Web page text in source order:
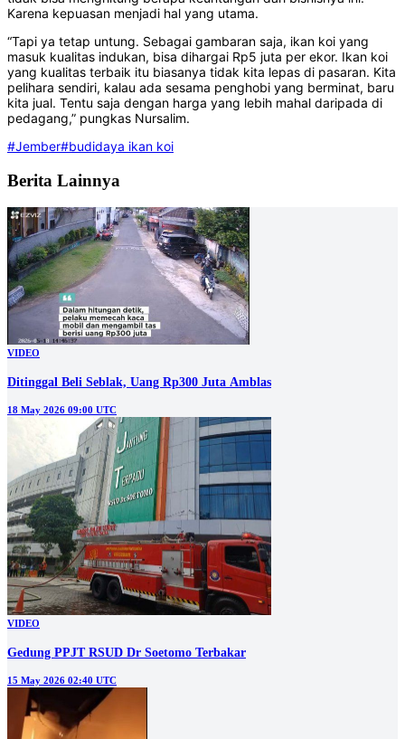
Karena kepuasan menjadi hal yang utama.
“Tapi ya tetap untung. Sebagai gambaran saja, ikan koi yang
masuk kualitas indukan, bisa dihargai Rp5 juta per ekor. Ikan koi
yang kualitas terbaik itu biasanya tidak kita lepas di pasaran. Kita
pelihara sendiri, kalau ada sesama penghobi yang berminat, baru
kita jual. Tentu saja dengan harga yang lebih mahal daripada di
pedagang,” pungkas Nursalim.
#Jember#budidaya ikan koi
Berita Lainnya
VIDEO
Ditinggal Beli Seblak, Uang Rp300 Juta Amblas
18 May 2026 09:00 UTC
VIDEO
Gedung PPJT RSUD Dr Soetomo Terbakar
15 May 2026 02:40 UTC